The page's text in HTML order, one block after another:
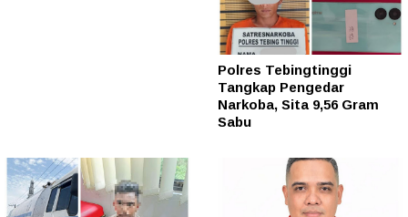
Polres Tebingtinggi
Tangkap Pengedar
Narkoba, Sita 9,56 Gram
Sabu